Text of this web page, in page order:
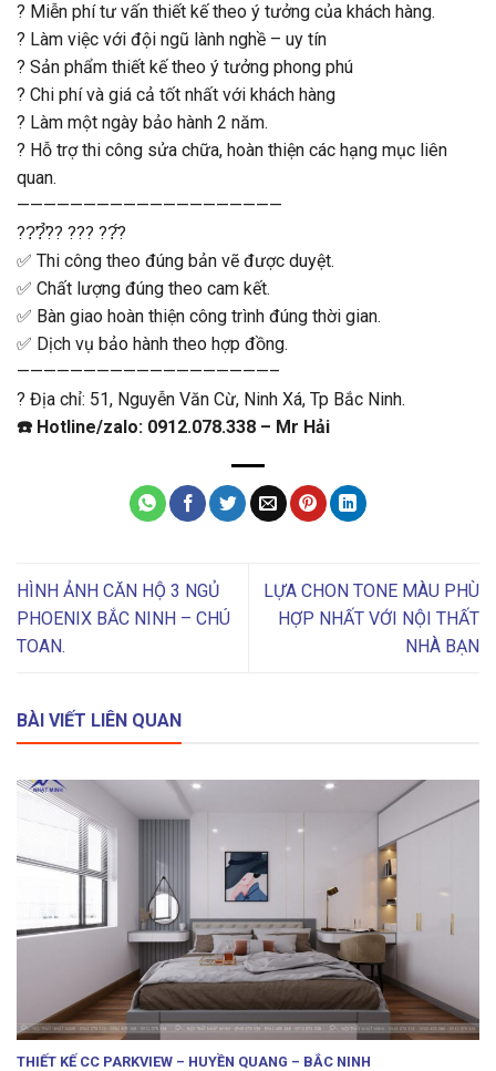
? Miễn phí tư vấn thiết kế theo ý tưởng của khách hàng.
? Làm việc với đội ngũ lành nghề – uy tín
? Sản phẩm thiết kế theo ý tưởng phong phú
? Chi phí và giá cả tốt nhất với khách hàng
? Làm một ngày bảo hành 2 năm.
? Hỗ trợ thi công sửa chữa, hoàn thiện các hạng mục liên
quan.
————————————————————
??̛?̛̉?? ??? ??̂́?
✅ Thi công theo đúng bản vẽ được duyệt.
✅ Chất lượng đúng theo cam kết.
✅ Bàn giao hoàn thiện công trình đúng thời gian.
✅ Dịch vụ bảo hành theo hợp đồng.
———————————————————–
? Địa chỉ: 51, Nguyễn Văn Cừ, Ninh Xá, Tp Bắc Ninh.
☎️ Hotline/zalo: 0912.078.338 – Mr Hải
HÌNH ẢNH CĂN HỘ 3 NGỦ
PHOENIX BẮC NINH – CHÚ
TOAN.
LỰA CHON TONE MÀU PHÙ
HỢP NHẤT VỚI NỘI THẤT
NHÀ BẠN
BÀI VIẾT LIÊN QUAN
THIẾT KẾ CC PARKVIEW – HUYỀN QUANG – BẮC NINH